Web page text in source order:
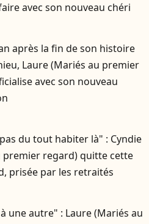
avec son nouveau chéri
après la fin de son histoire
Laure (Mariés au premier
avec son nouveau
du tout habiter là" : Cyndie
premier regard) quitte cette
prisée par les retraités
à une autre" : Laure (Mariés au